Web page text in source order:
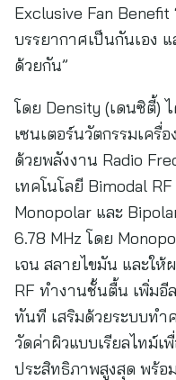
Exclusive Fan Benefit
บรรยากาศเป็นกันเอง
ด้วยกัน”
โดย Density (เดนซิตี้)
เซนเตอร์นวัตกรรมเครื่
ด้วยพลังงาน Radio
เทคโนโลยี Bimodal
Monopolar และ
6.78 MHz โดย
เจน สลายไขมัน และใ
RF ทำงานชั้นตื้น เพิ่มอี
ทันที เสริมด้วยระบบทำ
วัดค่าผิวแบบเรียลไทม์เ
ประสิทธิภาพสูงสุด พร้อ